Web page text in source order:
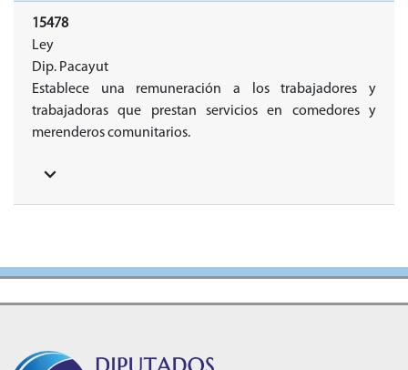
15478
Ley
Dip. Pacayut
Establece una remuneración a los trabajadores y
trabajadoras que prestan servicios en comedores y
merenderos comunitarios.